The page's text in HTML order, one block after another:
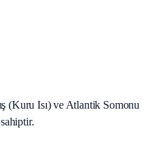
(Kuru Isı) ve Atlantik Somonu